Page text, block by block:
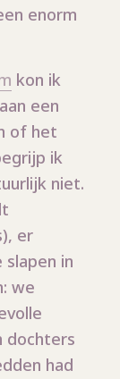
enorm
kon ik
een
of het
ik
niet.
er
slapen in
we
dochters
had